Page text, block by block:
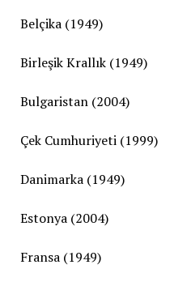
Belçika (1949)
Birleşik Krallık (1949)
Bulgaristan (2004)
Çek Cumhuriyeti (1999)
Danimarka (1949)
Estonya (2004)
Fransa (1949)